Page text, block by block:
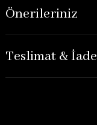
Önerileriniz
Teslimat & İade